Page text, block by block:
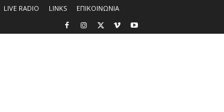
LIVE RADIO LINKS ΕΠΙΚΟΙΝΩΝΙΑ